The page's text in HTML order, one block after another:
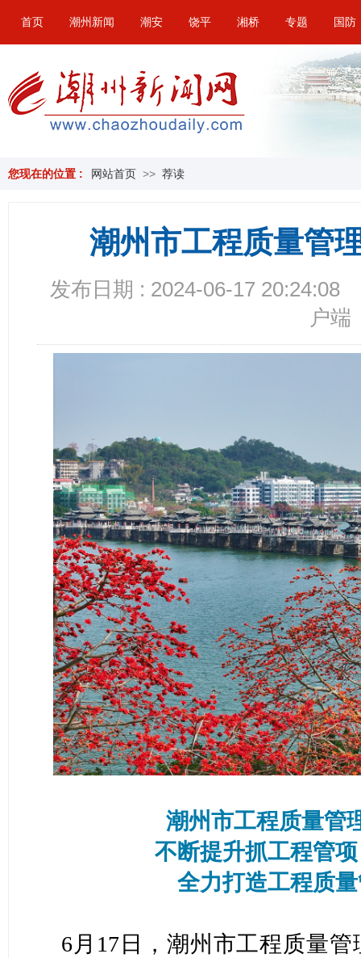
首页 潮州新闻 潮安 饶平 湘桥 专题 国防
您现在的位置 : 网站首页 >> 荐读
潮州市工程质量管
发布日期 : 2024-06-17 20:24:08
户端
潮州市工程质量管
不断提升抓工程管
全力打造工程质
6月17日，潮州市工程质量